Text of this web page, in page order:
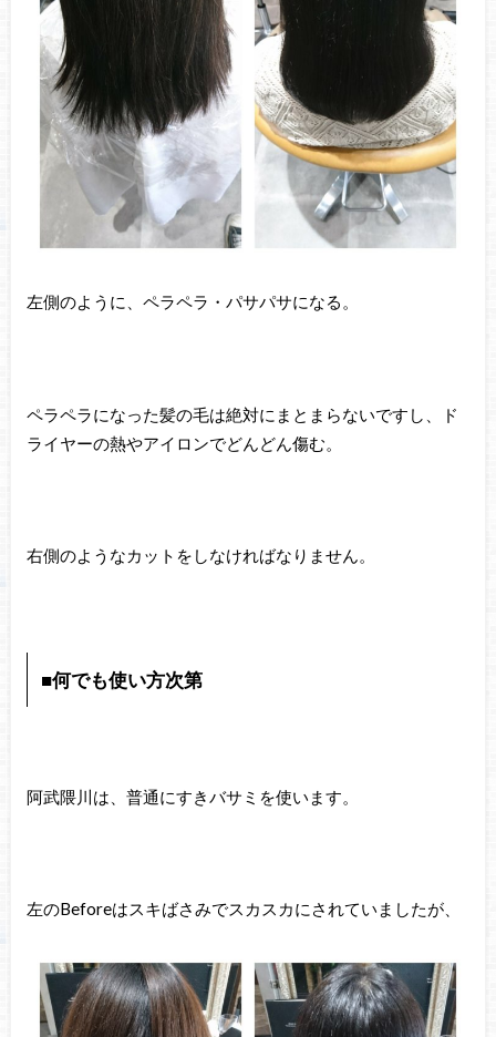
左側のように、ペラペラ・パサパサになる。
ペラペラになった髪の毛は絶対にまとまらないですし、ド
ライヤーの熱やアイロンでどんどん傷む。
右側のようなカットをしなければなりません。
■何でも使い方次第
阿武隈川は、普通にすきバサミを使います。
左のBeforeはスキばさみでスカスカにされていましたが、